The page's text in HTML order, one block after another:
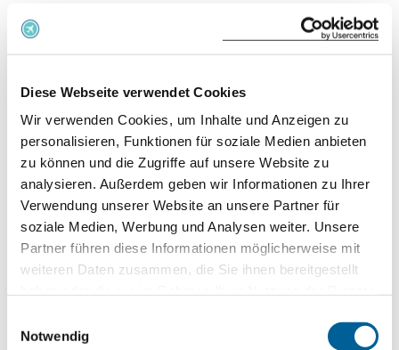
Diese Webseite verwendet Cookies
Wir verwenden Cookies, um Inhalte und Anzeigen zu
personalisieren, Funktionen für soziale Medien anbieten
zu können und die Zugriffe auf unsere Website zu
analysieren. Außerdem geben wir Informationen zu Ihrer
Verwendung unserer Website an unsere Partner für
soziale Medien, Werbung und Analysen weiter. Unsere
Partner führen diese Informationen möglicherweise mit
weiteren Daten zusammen, die Sie ihnen bereitgestellt
Notwendig
OS 230
Vienna Intl. / Wien
Jetzt kostenlos prüfen
OS 231